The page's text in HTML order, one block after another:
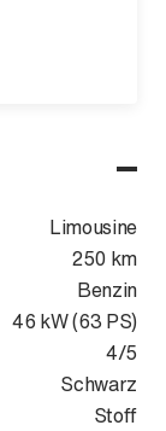
Limousine
250 km
Benzin
46 kW (63 PS)
4/5
Schwarz
Stoff